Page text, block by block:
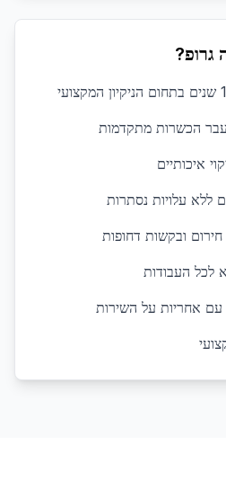
גרופ?
הכשרות מתקדמות
איכותיים
ללא עלויות נסתרות
לכל העבודות
עם אחריות על השירות